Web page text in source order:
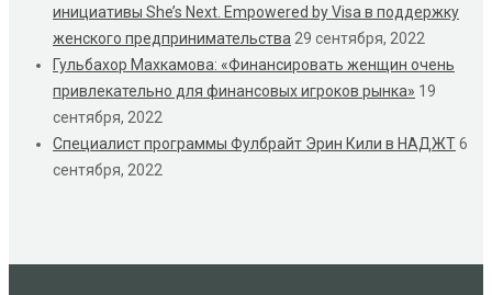
инициативы She’s Next. Empowered by Visa в поддержку
женского предпринимательства 29 сентября, 2022
Гульбахор Махкамова: «Финансировать женщин очень
привлекательно для финансовых игроков рынка» 19
сентября, 2022
Cпециалист программы Фулбрайт Эрин Кили в НАДЖТ6
сентября, 2022